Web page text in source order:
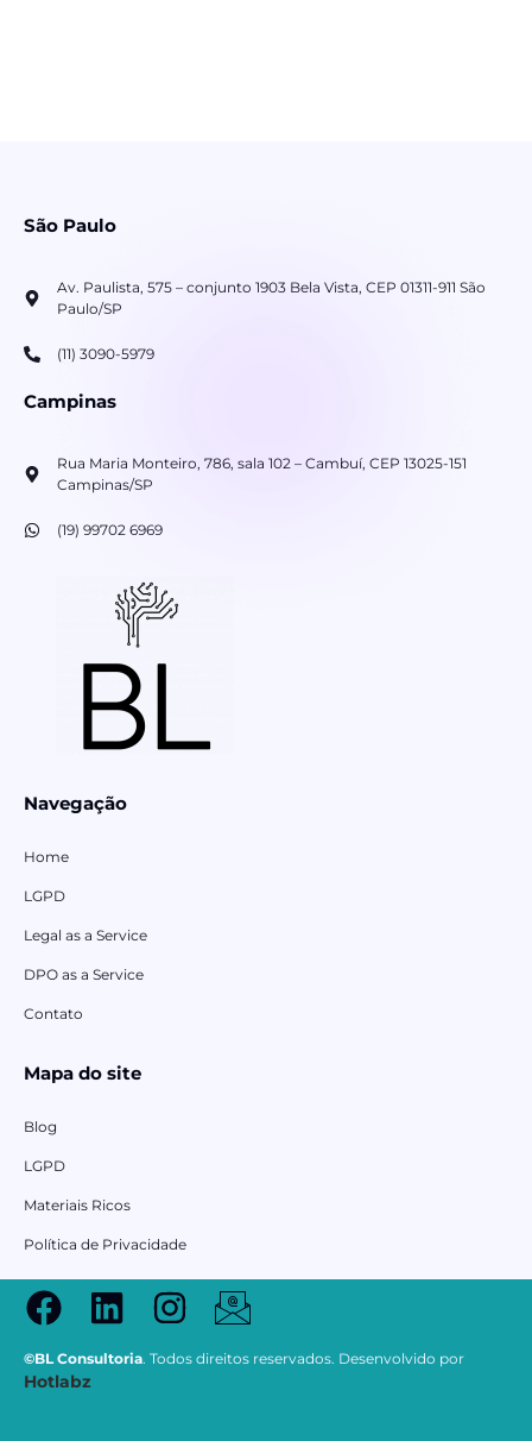
São Paulo
Av. Paulista, 575 – conjunto 1903 Bela Vista, CEP 01311-911 São
Paulo/SP
(11) 3090-5979
Campinas
Rua Maria Monteiro, 786, sala 102 – Cambuí, CEP 13025-151
Campinas/SP
(19) 99702 6969
Navegação
Home
LGPD
Legal as a Service
DPO as a Service
Contato
Mapa do site
Blog
LGPD
Materiais Ricos
Política de Privacidade
©BL Consultoria. Todos direitos reservados. Desenvolvido por
Hotlabz